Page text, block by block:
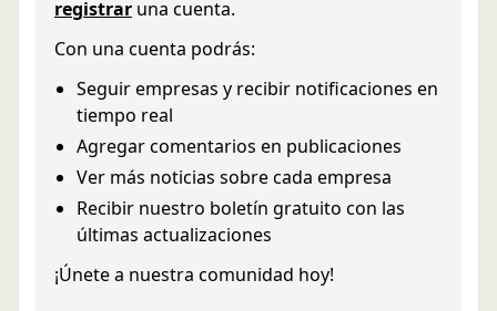
registrar una cuenta.
Con una cuenta podrás:
Seguir empresas y recibir notificaciones en
tiempo real
Agregar comentarios en publicaciones
Ver más noticias sobre cada empresa
Recibir nuestro boletín gratuito con las
últimas actualizaciones
¡Únete a nuestra comunidad hoy!